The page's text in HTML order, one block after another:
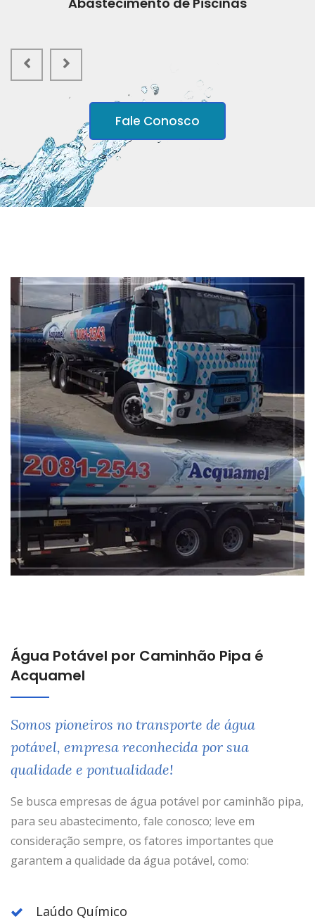
Fale Conosco
Água Potável por Caminhão Pipa é
Acquamel
Somos pioneiros no transporte de água
potável, empresa reconhecida por sua
qualidade e pontualidade!
Se busca empresas de água potável por caminhão pipa,
para seu abastecimento, fale conosco; leve em
consideração sempre, os fatores importantes que
garantem a qualidade da água potável, como:
Laúdo Químico